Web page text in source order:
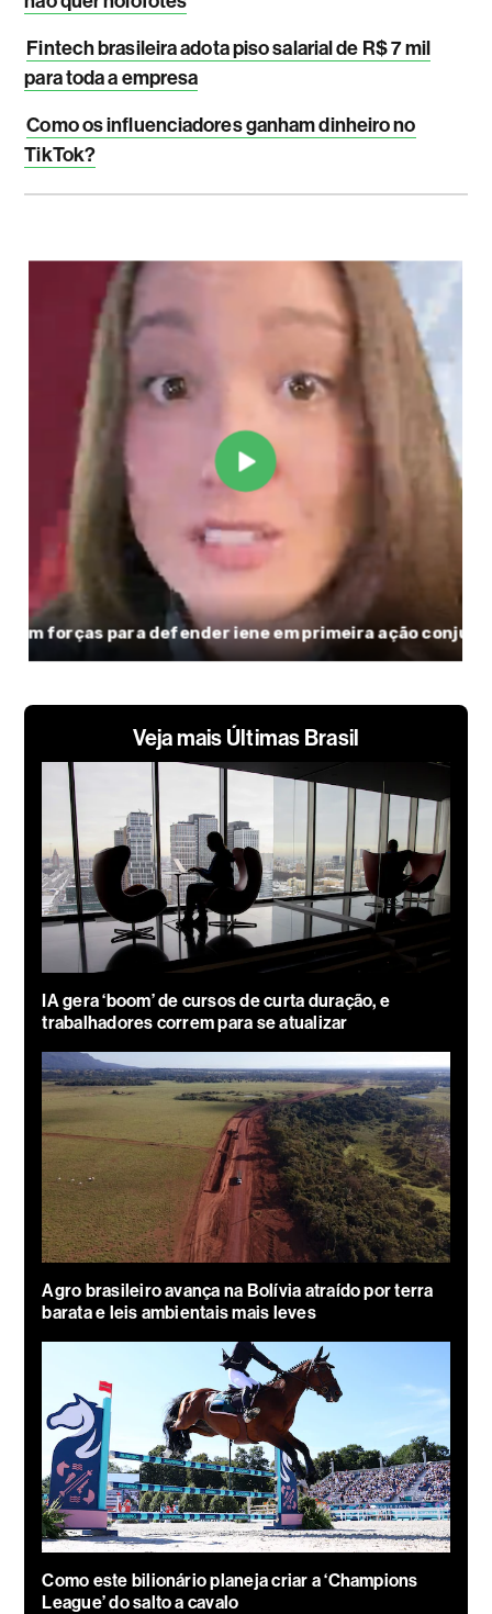
Fintech brasileira adota piso salarial de R$ 7 mil
para toda a empresa
Como os influenciadores ganham dinheiro no
TikTok?
Veja mais Últimas Brasil
IA gera ‘boom’ de cursos de curta duração, e
trabalhadores correm para se atualizar
Agro brasileiro avança na Bolívia atraído por terra
barata e leis ambientais mais leves
Como este bilionário planeja criar a ‘Champions
League’ do salto a cavalo